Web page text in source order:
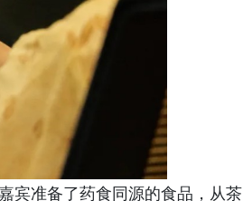
宾准备了药食同源的食品，从茶